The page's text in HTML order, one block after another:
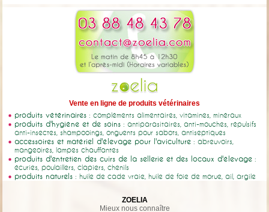
Vente en ligne de produits vétérinaires
produits vétérinaires : compléments alimentaires, vitamines, minéraux
produits d'hygiène et de soins : antiparasitaires, anti-mouches, répulsifs
anti-insectes, shampooings, onguents pour sabots, antiseptiques
accessoires et matériel d'élevage pour l'aviculture : abreuvoirs,
mangeoires, lampes chauffantes
produits d'entretien des cuirs de la sellerie et des locaux d'élevage :
écuries, poulaillers, clapiers, chenils
produits naturels : huile de cade vraie, huile de foie de morue, ail, argile
ZOELIA
Mieux nous connaître